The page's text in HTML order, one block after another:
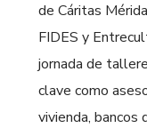
de Cáritas
FIDES y
jornada de
clave como
vivienda, bancos